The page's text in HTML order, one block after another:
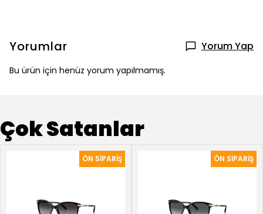
Yorumlar Yorum Yap
Bu ürün için henüz yorum yapılmamış.
Çok Satanlar